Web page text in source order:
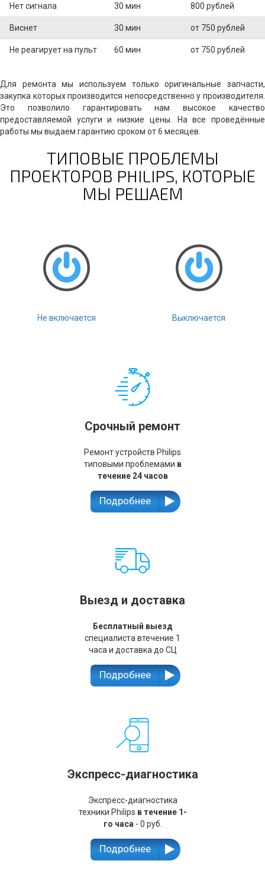
Нет сигнала 30 мин 800 рублей
Виснет 30 мин от 750 рублей
Не реагирует на пульт 60 мин от 750 рублей
Для ремонта мы используем только оригинальные запчасти,
закупка которых производится непосредственно у производителя.
Это позволило гарантировать нам высокое качество
предоставляемой услуги и низкие цены. На все проведённые
работы мы выдаем гарантию сроком от 6 месяцев.
ТИПОВЫЕ ПРОБЛЕМЫ
ПРОЕКТОРОВ PHILIPS, КОТОРЫЕ
МЫ РЕШАЕМ
Не включается Выключается
Срочный ремонт
Ремонт устройств Philips
типовыми проблемами в
течение 24 часов
Подробнее
Выезд и доставка
Бесплатный выезд
специалиста втечение 1
часа и доставка до СЦ
Подробнее
Экспресс-диагностика
Экспресс-диагностика
техники Philips в течение 1-
го часа - 0 руб.
Подробнее